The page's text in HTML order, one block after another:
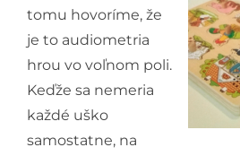
tomu hovoríme, že
je to audiometria
hrou vo voľnom poli.
Keďže sa nemeria
každé uško
samostatne, na